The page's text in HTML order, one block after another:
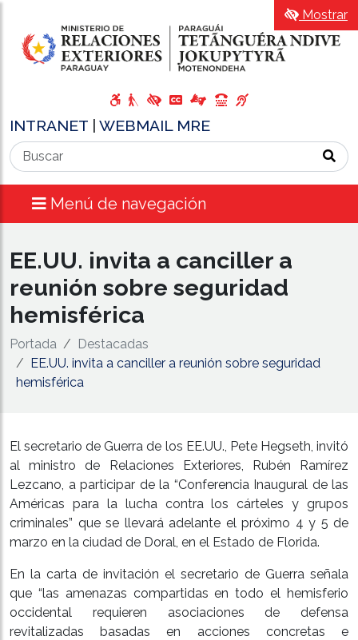
INTRANET WEBMAIL MRE
Menú de navegación
Mostrar
EE.UU. invita a canciller a
reunión sobre seguridad
hemisférica
Portada
Destacadas
EE.UU. invita a canciller a reunión sobre seguridad
hemisférica
El secretario de Guerra de los EE.UU., Pete Hegseth, invitó
al ministro de Relaciones Exteriores, Rubén Ramírez
Lezcano, a participar de la “Conferencia Inaugural de las
Américas para la lucha contra los cárteles y grupos
criminales” que se llevará adelante el próximo 4 y 5 de
marzo en la ciudad de Doral, en el Estado de Florida.
En la carta de invitación el secretario de Guerra señala
que “las amenazas compartidas en todo el hemisferio
occidental requieren asociaciones de defensa
revitalizadas basadas en acciones concretas e